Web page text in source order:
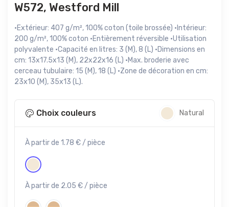
W572, Westford Mill
·Extérieur: 407 g/m², 100% coton (toile brossée) ·Intérieur:
200 g/m², 100% coton ·Entièrement réversible ·Utilisation
polyvalente ·Capacité en litres: 3 (M), 8 (L) ·Dimensions en
cm: 13x17.5x13 (M), 22x22x16 (L) ·Max. broderie avec
cerceau tubulaire: 15 (M), 18 (L) ·Zone de décoration en cm:
23x10 (M), 35x13 (L).
Choix couleurs Natural
À partir de 1.78 € / pièce
À partir de 2.05 € / pièce